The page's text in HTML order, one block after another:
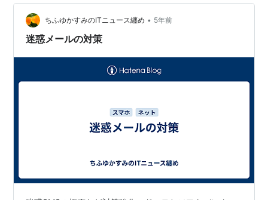
回りあるか？」 一拍おいて「ないよ」と告げる。 …
ちふゆかすみのITニュース纏め • 5年前
迷惑メールの対策